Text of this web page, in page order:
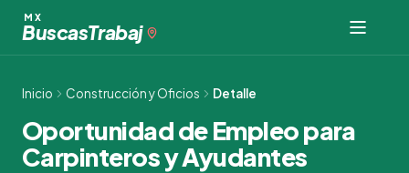
contenido
MX
BuscasTrabaj
Inicio Construcción y Oficios Detalle
Oportunidad de Empleo para
Carpinteros y Ayudantes